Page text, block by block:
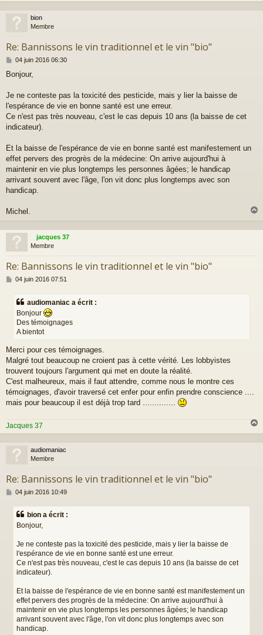
bion
Membre
Re: Bannissons le vin traditionnel et le vin "bio"
M
s
a
g
04 juin 2016 06:30
Bonjour,
Je ne conteste pas la toxicité des pesticide, mais y lier la baisse de
l'espérance de vie en bonne santé est une erreur.
Ce n'est pas très nouveau, c'est le cas depuis 10 ans (la baisse de cet
indicateur).
Et la baisse de l'espérance de vie en bonne santé est manifestement un
effet pervers des progrès de la médecine: On arrive aujourd'hui à
maintenir en vie plus longtemps les personnes âgées; le handicap
arrivant souvent avec l'âge, l'on vit donc plus longtemps avec son
handicap.
Michel.
u
jacques 37
Membre
Re: Bannissons le vin traditionnel et le vin "bio"
M
s
04 juin 2016 07:51
audiomaniac a écrit :
Bonjour
Des témoignages
A bientot
Merci pour ces témoignages.
Malgré tout beaucoup ne croient pas à cette vérité. Les lobbyistes
trouvent toujours l'argument qui met en doute la réalité.
C'est malheureux, mais il faut attendre, comme nous le montre ces
témoignages, d'avoir traversé cet enfer pour enfin prendre conscience ....
mais pour beaucoup il est déjà trop tard ..............
Jacques 37
a
audiomaniac
Membre
Re: Bannissons le vin traditionnel et le vin "bio"
M
s
04 juin 2016 10:49
bion a écrit :
Bonjour,
Je ne conteste pas la toxicité des pesticide, mais y lier la baisse de
l'espérance de vie en bonne santé est une erreur.
Ce n'est pas très nouveau, c'est le cas depuis 10 ans (la baisse de cet
indicateur).
Et la baisse de l'espérance de vie en bonne santé est manifestement un
effet pervers des progrès de la médecine: On arrive aujourd'hui à
maintenir en vie plus longtemps les personnes âgées; le handicap
arrivant souvent avec l'âge, l'on vit donc plus longtemps avec son
handicap.